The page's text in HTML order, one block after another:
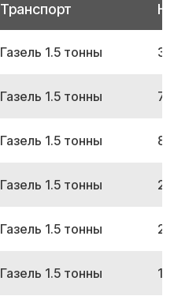
Транспорт
Газель 1.5 тонны
Газель 1.5 тонны
Газель 1.5 тонны
Газель 1.5 тонны
Газель 1.5 тонны
Газель 1.5 тонны